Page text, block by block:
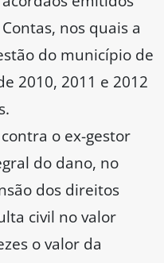
nos quais a
do município de
2010, 2011 e 2012
o ex-gestor
do dano, no
dos direitos
civil no valor
o valor da